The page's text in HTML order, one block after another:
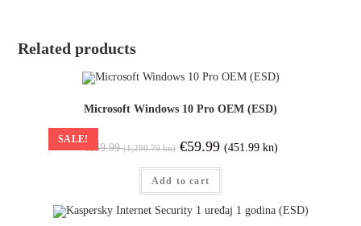
Related products
SALE!
Microsoft Windows 10 Pro OEM (ESD)
€169.99 (1,280.79 kn) €59.99 (451.99 kn)
Add to cart